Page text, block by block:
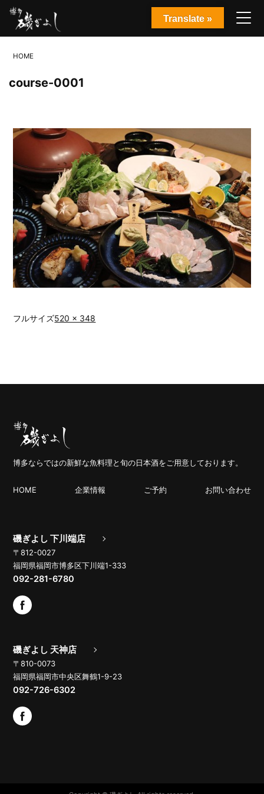
HOME
course-0001
フルサイズ520 × 348
博多ならではの新鮮な魚料理と旬の日本酒をご用意しております。
HOME 企業情報 ご予約 お問い合わせ
磯ぎよし 下川端店
〒812-0027
福岡県福岡市博多区下川端1-333
092-281-6780
磯ぎよし 天神店
〒810-0073
福岡県福岡市中央区舞鶴1-9-23
092-726-6302
Translate »